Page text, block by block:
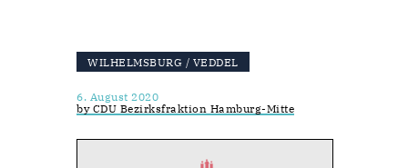
WILHELMSBURG / VEDDEL
6. August 2020
by CDU Bezirksfraktion Hamburg-Mitte